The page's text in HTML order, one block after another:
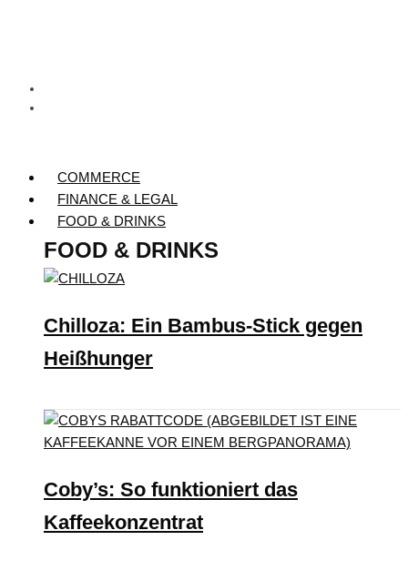
COMMERCE
FINANCE & LEGAL
FOOD & DRINKS
FOOD & DRINKS
Chilloza: Ein Bambus-Stick gegen
Heißhunger
Coby’s: So funktioniert das
Kaffeekonzentrat